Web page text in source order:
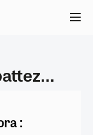
: